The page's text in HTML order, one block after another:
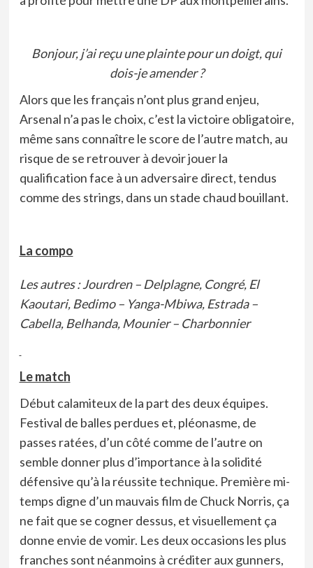
Bonjour, j’ai reçu une plainte pour un doigt, qui
dois-je amender ?
Alors que les français n’ont plus grand enjeu,
Arsenal n’a pas le choix, c’est la victoire obligatoire,
même sans connaître le score de l’autre match, au
risque de se retrouver à devoir jouer la
qualification face à un adversaire direct, tendus
comme des strings, dans un stade chaud bouillant.
La compo
Les autres : Jourdren – Delplagne, Congré, El
Kaoutari, Bedimo – Yanga-Mbiwa, Estrada –
Cabella, Belhanda, Mounier – Charbonnier
Le match
Début calamiteux de la part des deux équipes.
Festival de balles perdues et, pléonasme, de
passes ratées, d’un côté comme de l’autre on
semble donner plus d’importance à la solidité
défensive qu’à la réussite technique. Première mi-
temps digne d’un mauvais film de Chuck Norris, ça
ne fait que se cogner dessus, et visuellement ça
donne envie de vomir. Les deux occasions les plus
franches sont néanmoins à créditer aux gunners,